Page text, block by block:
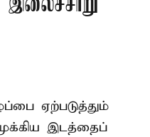
இலைச்சாறு
ஏற்படுத்தும்
இடத்தைப்